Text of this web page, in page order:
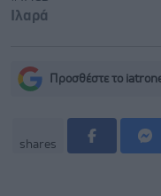
Ιλαρά
Προσθέστε το
shares